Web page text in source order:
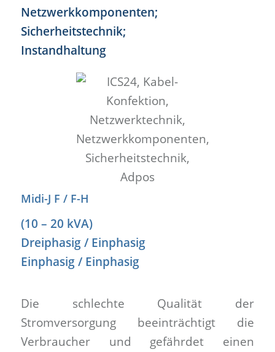
Midi-J F / F-H
(10 – 20 kVA)
Dreiphasig / Einphasig
Einphasig / Einphasig
Die schlechte Qualität der
Stromversorgung beeinträchtigt die
Verbraucher und gefährdet einen